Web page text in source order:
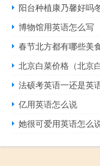
阳台种植康乃馨好吗
博物馆用英语怎么写
春节北方都有哪些美
北京白菜价格（北京
法硕考英语一还是英
亿用英语怎么说
她很可爱用英语怎么